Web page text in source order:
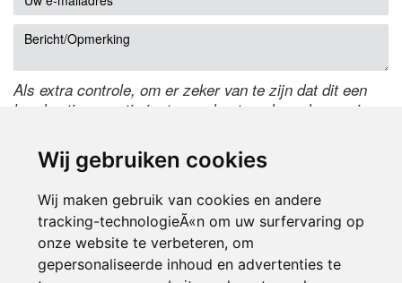
Wij gebruiken cookies
Wij maken gebruik van cookies en andere
tracking-technologieÃ«n om uw surfervaring op
onze website te verbeteren, om
gepersonaliseerde inhoud en advertenties te
Als extra controle, om er zeker van te zijn dat dit een
handmatige reactie is, typ onderstaande code over in
de code te wijzigen.